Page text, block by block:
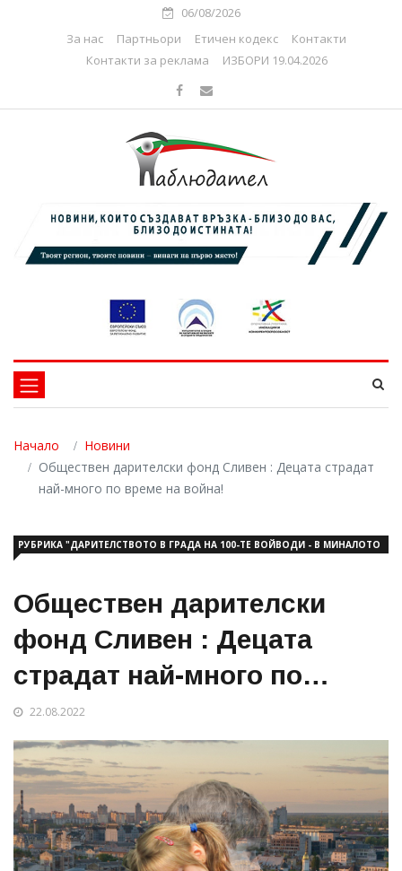
06/08/2026
За нас
Партньори Етичен кодекс
Контакти
Контакти за реклама
ИЗБОРИ 19.04.2026
Начало
Новини
Обществен дарителски фонд Сливен : Децата страдат
най-много по време на война!
РУБРИКА "ДАРИТЕЛСТВОТО В ГРАДА НА 100-ТЕ ВОЙВОДИ - В МИНАЛОТО
Обществен дарителски
фонд Сливен : Децата
страдат най-много по
време на война!
22.08.2022